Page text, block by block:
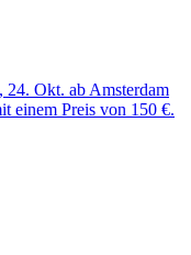
24. Okt. ab Amsterdam
einem Preis von 150 €.